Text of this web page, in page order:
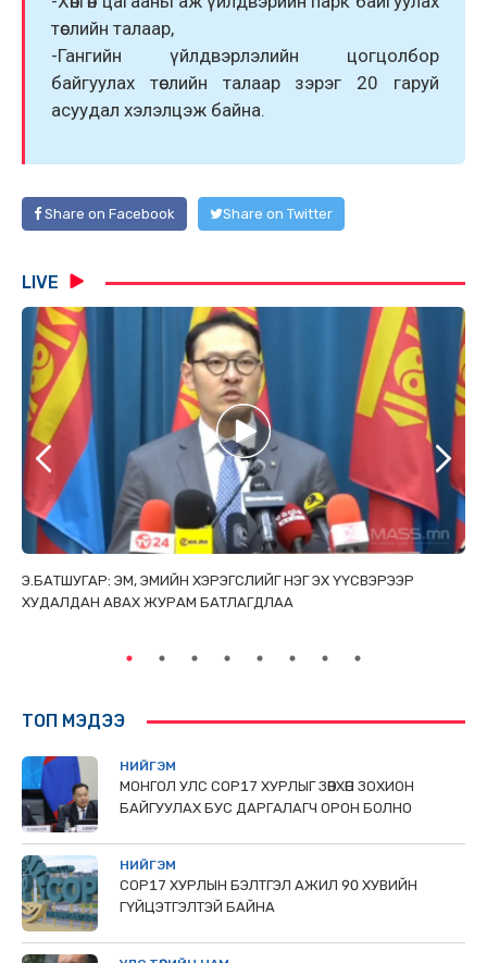
төслийн талаар,
-Гангийн үйлдвэрлэлийн цогцолбор
байгуулах төслийн талаар зэрэг 20 гаруй
асуудал хэлэлцэж байна.
Share on Facebook Share on Twitter
LIVE
Э.БАТШУГАР: ЭМ, ЭМИЙН ХЭРЭГСЛИЙГ НЭГ ЭХ ҮҮСВЭРЭЭР
ХУДАЛДАН АВАХ ЖУРАМ БАТЛАГДЛАА
ТОП МЭДЭЭ
НИЙГЭМ
МОНГОЛ УЛС СОР17 ХУРЛЫГ ЗӨВХӨН ЗОХИОН
БАЙГУУЛАХ БУС ДАРГАЛАГЧ ОРОН БОЛНО
НИЙГЭМ
COP17 ХУРЛЫН БЭЛТГЭЛ АЖИЛ 90 ХУВИЙН
ГҮЙЦЭТГЭЛТЭЙ БАЙНА